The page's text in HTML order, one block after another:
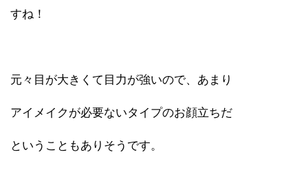
すね！
元々目が大きくて目力が強いので、あまり
アイメイクが必要ないタイプのお顔立ちだ
ということもありそうです。